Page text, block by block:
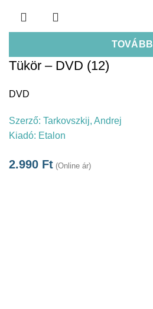
TOVÁBB
Tükör – DVD (12)
DVD
Szerző: Tarkovszkij, Andrej
Kiadó: Etalon
2.990 Ft (Online ár)